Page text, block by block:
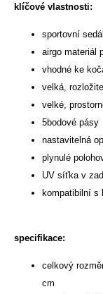
klíčové vlastnosti:
sportovní
airgo materiál
vhodné ke
velká,
velké,
5bodové pásy
nastavitelná
plynulé
UV síťka v
kompatibilní s
specifikace:
celkový
cm